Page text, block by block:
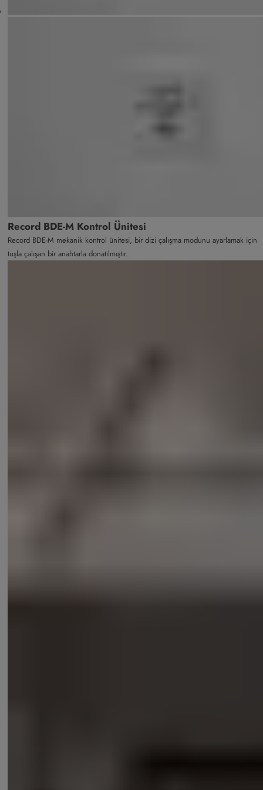
Record BDE-M Kontrol Ünitesi
Record BDE-M mekanik kontrol ünitesi, bir dizi çalışma modunu ayarlamak için
tuşla çalışan bir anahtarla donatılmıştır.